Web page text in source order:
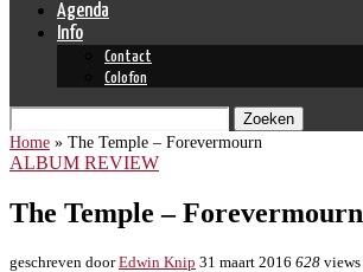
Agenda
Info
Contact
Colofon
Zoeken
Home » The Temple – Forevermourn
ALBUM REVIEW
The Temple – Forevermourn
geschreven doorEdwin Knip 31 maart 2016 628 views